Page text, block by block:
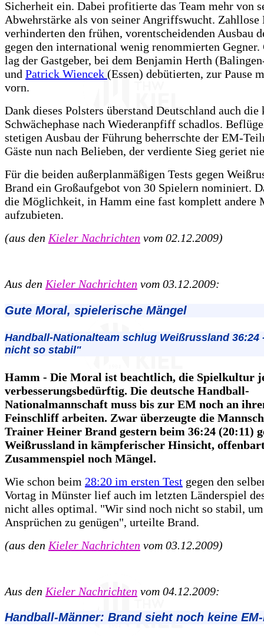
Sicherheit ein. Dabei profitierte das Team mehr von
Abwehrstärke als von seiner Angriffswucht. Zahllose
verhinderten den frühen, vorentscheidenden Ausbau
gegen den international wenig renommierten
lag der Gastgeber, bei dem Benjamin Herth
und Patrick Wiencek (Essen) debütierten, zur Pause
vorn.
Dank dieses Polsters überstand Deutschland auch die
Schwächephase nach Wiederanpfiff schadlos.
stetigen Ausbau der Führung beherrschte der EM-
Gäste nun nach Belieben, der verdiente Sieg geriet
Für die beiden außerplanmäßigen Tests gegen
Brand ein Großaufgebot von 30 Spielern nominiert.
die Möglichkeit, in Hamm eine fast komplett andere
aufzubieten.
(aus denKieler Nachrichten vom 02.12.2009)
Aus den Kieler Nachrichten vom 03.12.2009:
Gute Moral, spielerische Mängel
Handball-Nationalteam schlug Weißrussland 36:24
nicht so stabil"
Hamm - Die Moral ist beachtlich, die Spielkultur
verbesserungsbedürftig. Die deutsche Handball-
Nationalmannschaft muss bis zur EM noch an
Feinschliff arbeiten. Zwar überzeugte die
Trainer Heiner Brand gestern beim 36:24 (20:11)
Weißrussland in kämpferischer Hinsicht,
Zusammenspiel noch Mängel.
Wie schon beim 28:20 im ersten Test gegen den
Vortag in Münster lief auch im letzten Länderspiel
nicht alles optimal. "Wir sind noch nicht so stabil,
Ansprüchen zu genügen", urteilte Brand.
(aus den Kieler Nachrichten vom 03.12.2009)
Aus den Kieler Nachrichten vom 04.12.2009:
Handball-Männer: Brand sieht noch keine